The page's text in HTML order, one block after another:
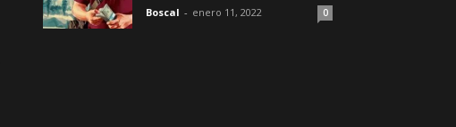
Boscal - enero 11, 2022 0